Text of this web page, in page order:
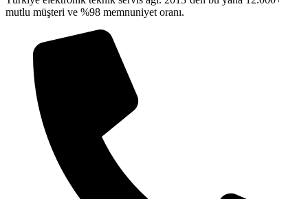
mutlu müşteri ve %98 memnuniyet oranı.